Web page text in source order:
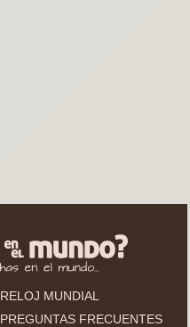
RELOJ MUNDIAL
PREGUNTAS FRECUENTES